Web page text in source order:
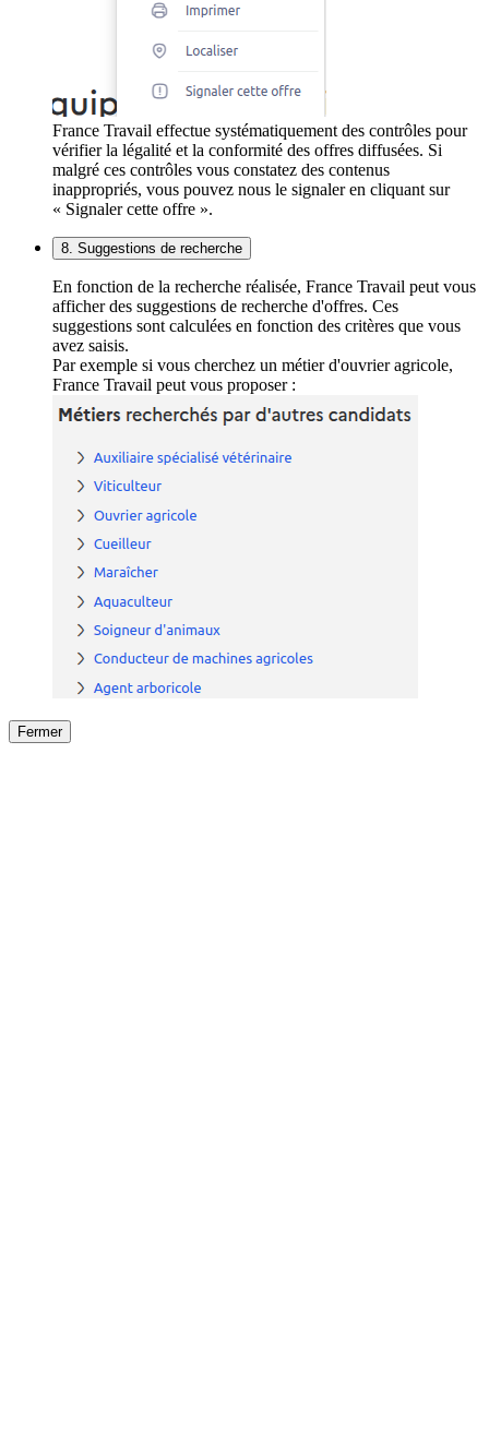
France Travail effectue systématiquement des contrôles pour
vérifier la légalité et la conformité des offres diffusées. Si
malgré ces contrôles vous constatez des contenus
inappropriés, vous pouvez nous le signaler en cliquant sur
« Signaler cette offre ».
8. Suggestions de recherche
En fonction de la recherche réalisée, France Travail peut vous
afficher des suggestions de recherche d'offres. Ces
suggestions sont calculées en fonction des critères que vous
avez saisis.
Par exemple si vous cherchez un métier d'ouvrier agricole,
France Travail peut vous proposer :
Fermer